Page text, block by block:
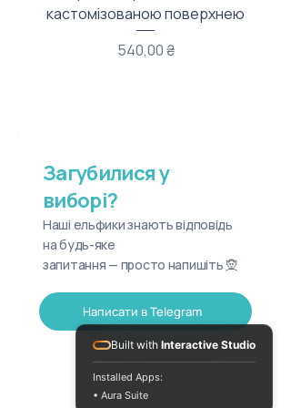
кастомізованою поверхнею
Ціна
540,00 ₴
Загубилися у
виборі?
Наші ельфики знають відповідь
на будь-яке
запитання — просто напишіть 🧝
Написати в Telegram
Built with Interactive Studio
Installed Apps:
• Aura Suite